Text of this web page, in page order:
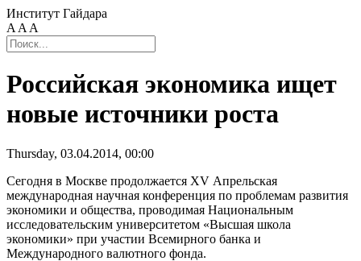
Институт Гайдара
A A A
Российская экономика ищет
новые источники роста
Thursday, 03.04.2014, 00:00
Сегодня в Москве продолжается XV Апрельская
международная научная конференция по проблемам развития
экономики и общества, проводимая Национальным
исследовательским университетом «Высшая школа
экономики» при участии Всемирного банка и
Международного валютного фонда.